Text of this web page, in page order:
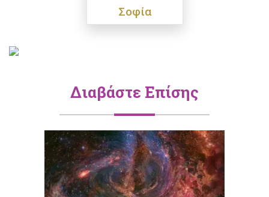
Σοφία
Διαβάστε Επίσης